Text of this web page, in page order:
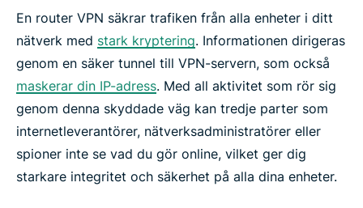
En router VPN säkrar trafiken från alla enheter i ditt
nätverk med stark kryptering. Informationen dirigeras
genom en säker tunnel till VPN-servern, som också
maskerar din IP-adress. Med all aktivitet som rör sig
genom denna skyddade väg kan tredje parter som
internetleverantörer, nätverksadministratörer eller
spioner inte se vad du gör online, vilket ger dig
starkare integritet och säkerhet på alla dina enheter.